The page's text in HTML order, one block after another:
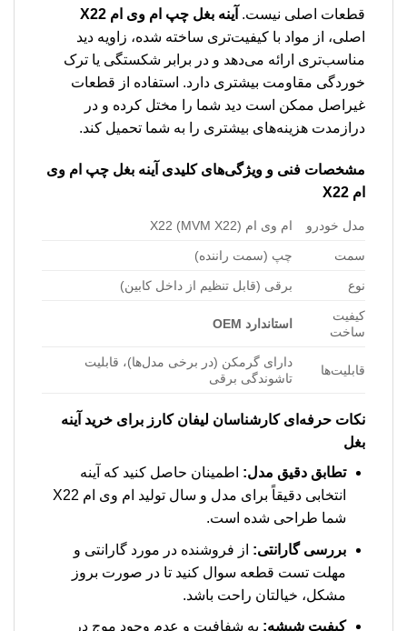
قطعات اصلی نیست. آینه بغل چپ ام وی ام X22
اصلی، از مواد با کیفیت‌تری ساخته شده، زاویه دید
مناسب‌تری ارائه می‌دهد و در برابر شکستگی یا ترک
خوردگی مقاومت بیشتری دارد. استفاده از قطعات
غیراصل ممکن است دید شما را مختل کرده و در
درازمدت هزینه‌های بیشتری را به شما تحمیل کند.
مشخصات فنی و ویژگی‌های کلیدی آینه بغل چپ ام وی
ام X22
مدل خودرو ام وی ام X22 (MVM X22)
سمت چپ (سمت راننده)
نوع برقی (قابل تنظیم از داخل کابین)
کیفیت
ساخت
استاندارد OEM
قابلیت‌ها
دارای گرمکن (در برخی مدل‌ها)، قابلیت
تاشوندگی برقی
نکات حرفه‌ای کارشناسان لیفان کارز برای خرید آینه
بغل
تطابق دقیق مدل: اطمینان حاصل کنید که آینه
انتخابی دقیقاً برای مدل و سال تولید ام وی ام X22
شما طراحی شده است.
بررسی گارانتی: از فروشنده در مورد گارانتی و
مهلت تست قطعه سوال کنید تا در صورت بروز
مشکل، خیالتان راحت باشد.
کیفیت شیشه: به شفافیت و عدم وجود موج در